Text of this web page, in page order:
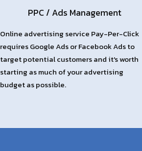
PPC / Ads Management
Online advertising service Pay-Per-Click
requires Google Ads or Facebook Ads to
target potential customers and it's worth
starting as much of your advertising
budget as possible.